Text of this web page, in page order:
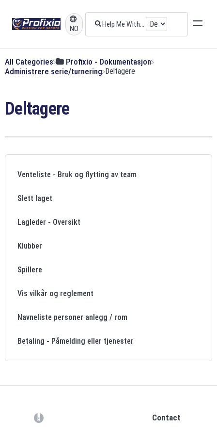
NO
All Categories
​Profixio - Dokumentasjon
​Administrere serie/turnering ​Deltagere
Deltagere
Venteliste - Bruk og flytting av team
Slett laget
Lagleder - Oversikt
Klubber
Spillere
Vis vilkår og reglement
Navneliste personer anlegg / rom
Betaling - Påmelding eller tjenester
Contact